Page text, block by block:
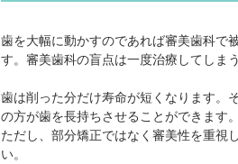
歯を大幅に動かすのであれば審美歯科で
す。審美歯科の盲点は一度治療してしま
歯は削った分だけ寿命が短くなります。
の方が歯を長持ちさせることができます。
ただし、部分矯正ではなく審美性を重視
い。